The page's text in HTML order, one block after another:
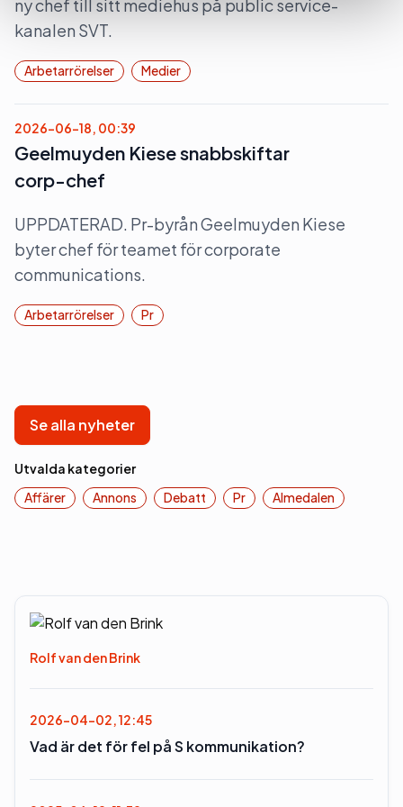
ny chef till sitt mediehus på public service-
kanalen SVT.
Arbetarrörelser Medier
2026-06-18, 00:39
Geelmuyden Kiese snabbskiftar
corp-chef
UPPDATERAD. Pr-byrån Geelmuyden Kiese
byter chef för teamet för corporate
communications.
Arbetarrörelser Pr
Se alla nyheter
Utvalda kategorier
Affärer
Annons Debatt Pr Almedalen
Rolf van den Brink
2026-04-02, 12:45
Vad är det för fel på S kommunikation?